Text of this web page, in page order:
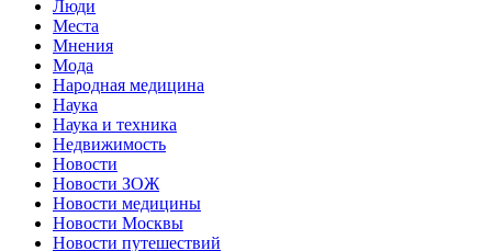
Люди
Места
Мнения
Мода
Народная медицина
Наука
Наука и техника
Недвижимость
Новости
Новости ЗОЖ
Новости медицины
Новости Москвы
Новости путешествий